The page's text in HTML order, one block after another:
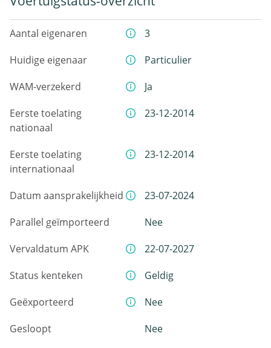
Aantal eigenaren
3
Huidige eigenaar
Particulier
WAM-verzekerd
Ja
Eerste toelating
nationaal
23-12-2014
Eerste toelating
internationaal
23-12-2014
Datum aansprakelijkheid
23-07-2024
Parallel geïmporteerd
Nee
Vervaldatum APK
22-07-2027
Status kenteken
Geldig
Geëxporteerd
Nee
Gesloopt
Nee